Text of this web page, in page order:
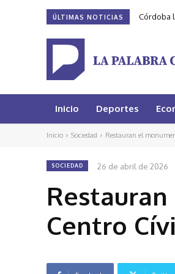
ÚLTIMAS NOTICIAS Córdoba
Inicio Deportes
Inicio Sociedad Restauran el
SOCIEDAD 26 de abril de 2026
Centro